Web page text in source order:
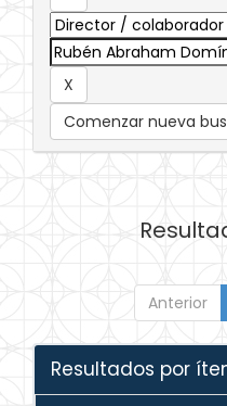
Comenzar nueva
Anterior
Resultados por